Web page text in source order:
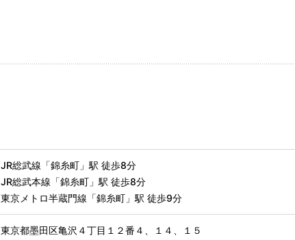
JR総武線「錦糸町」駅 徒歩8分
JR総武本線「錦糸町」駅 徒歩8分
東京メトロ半蔵門線「錦糸町」駅 徒歩9分
東京都墨田区亀沢４丁目１２番４、１４、１５